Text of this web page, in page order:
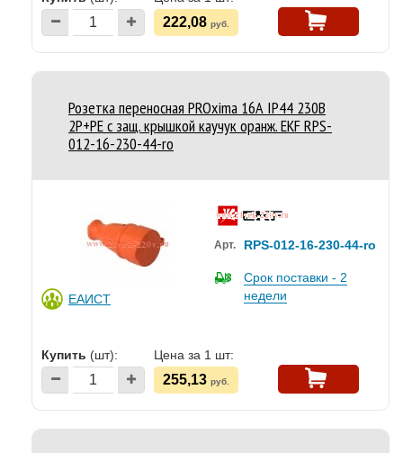
222,08 руб.
Розетка переносная PROxima 16А IP44 230В
2P+PE с защ. крышкой каучук оранж. EKF RPS-
012-16-230-44-ro
ЕАИСТ
Арт. RPS-012-16-230-44-ro
Срок поставки - 2
недели
Купить (шт): Цена за 1 шт:
255,13 руб.